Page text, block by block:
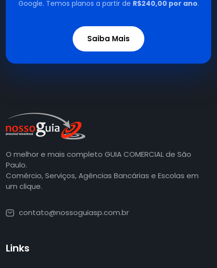
Google. Temos planos a partir de R$240,00 por ano.
Saiba Mais
O melhor e mais completo GUIA COMERCIAL de São
Paulo.
Comércio, Serviços, Agências Bancárias e Escolas em
um clique.
contato@nossoguiasp.com.br
Links